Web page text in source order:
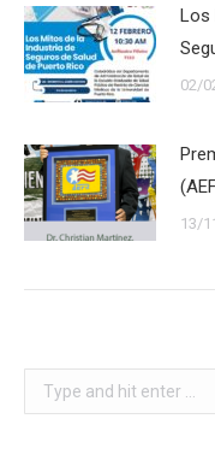
Los
02/
13/
Search: